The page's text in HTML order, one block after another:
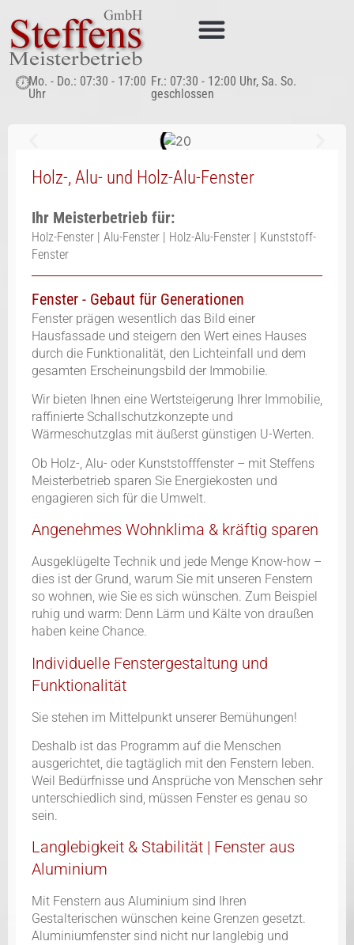
Mo. - Do.: 07:30 - 17:00
Uhr
Fr.: 07:30 - 12:00 Uhr, Sa. So.
geschlossen
Holz-, Alu- und Holz-Alu-Fenster
Ihr Meisterbetrieb für:
Holz-Fenster | Alu-Fenster | Holz-Alu-Fenster | Kunststoff-
Fenster
Fenster - Gebaut für Generationen
Fenster prägen wesentlich das Bild einer
Hausfassade und steigern den Wert eines Hauses
durch die Funktionalität, den Lichteinfall und dem
gesamten Erscheinungsbild der Immobilie.
Wir bieten Ihnen eine Wertsteigerung Ihrer Immobilie,
raffinierte Schallschutzkonzepte und
Wärmeschutzglas mit äußerst günstigen U-Werten.
Ob Holz-, Alu- oder Kunststofffenster – mit Steffens
Meisterbetrieb sparen Sie Energiekosten und
engagieren sich für die Umwelt.
Angenehmes Wohnklima & kräftig sparen
Ausgeklügelte Technik und jede Menge Know-how –
dies ist der Grund, warum Sie mit unseren Fenstern
so wohnen, wie Sie es sich wünschen. Zum Beispiel
ruhig und warm: Denn Lärm und Kälte von draußen
haben keine Chance.
Individuelle Fenstergestaltung und
Funktionalität
Sie stehen im Mittelpunkt unserer Bemühungen!
Deshalb ist das Programm auf die Menschen
ausgerichtet, die tagtäglich mit den Fenstern leben.
Weil Bedürfnisse und Ansprüche von Menschen sehr
unterschiedlich sind, müssen Fenster es genau so
sein.
Langlebigkeit & Stabilität | Fenster aus
Aluminium
Mit Fenstern aus Aluminium sind Ihren
Gestalterischen wünschen keine Grenzen gesetzt.
Aluminiumfenster sind nicht nur langlebig und